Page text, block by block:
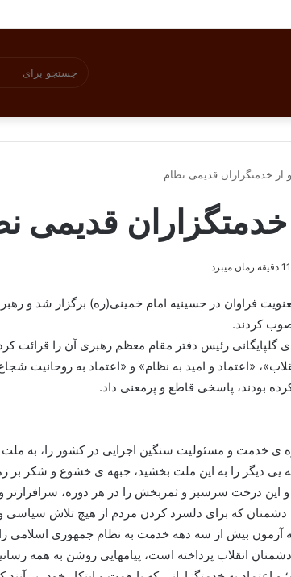
خدمتگزاران قدیمی نظام
قدیمی
فراوان در حسینیه امام خمینی(ره) برگزار شد و رهبر
كردند.
رئیس دفتر مقام معظم رهبری آن را قرائت
«اعتماد و امید به نظام» و «اعتماد به روحانیت
بودند، پاسخی قاطع و پرمعنی داد.
ی خدمت و مسئولیت سنگین اجرایی در کشور را، به ملت
یی دیگر را به این ملت بخشید، جبهه ی خشوع و شکر بر
درخت سرسبز و ثمربخش را در هر دوره، سرافرازتر و
که برای دلسرد کردن مردم از هیچ تلاش سیاسی و
بیش از سه دهه خدمت به نظام جمهوری اسلامی را
انقلاب پرداخته است، پیامهایی روشن به همه